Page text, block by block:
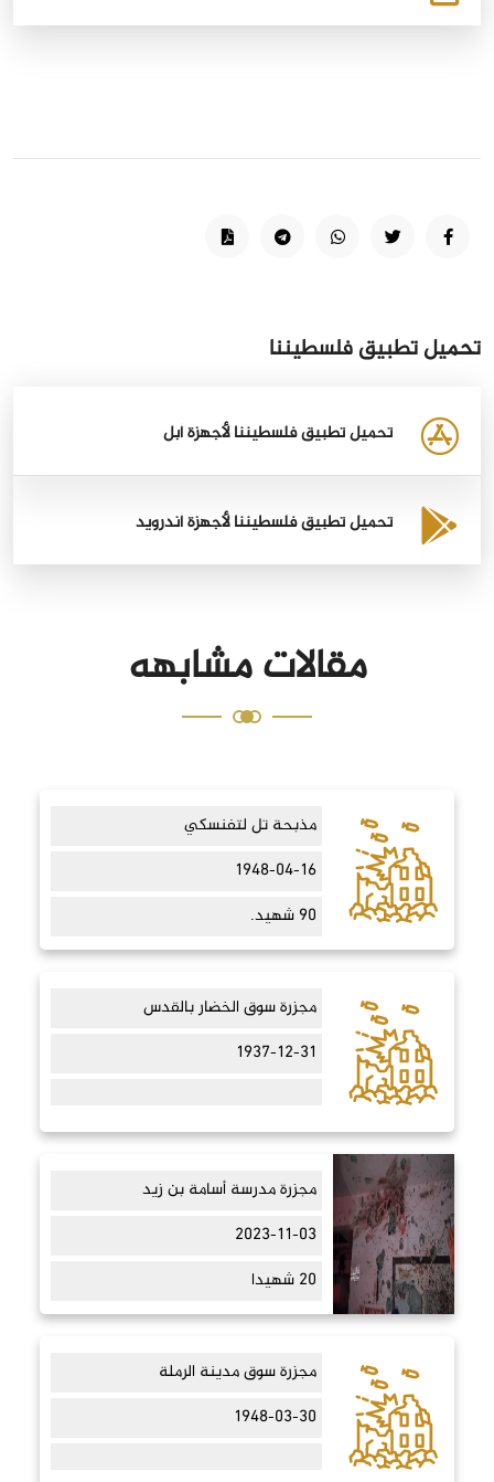
تحميل تطبيق فلسطيننا
تحميل تطبيق فلسطيننا لأجهزة أبل
تحميل تطبيق فلسطيننا لأجهزة أندرويد
مقالات مشابهه
مذبحة تل لتفنسكي
1948-04-16
90 شهيد.
مجزرة سوق الخضار بالقدس
1937-12-31
مجزرة مدرسة أسامة بن زيد
2023-11-03
20 شهيدا
مجزرة سوق مدينة الرملة
1948-03-30